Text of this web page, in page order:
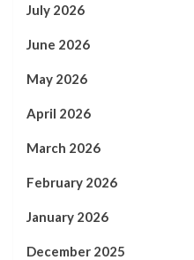
July 2026
June 2026
May 2026
April 2026
March 2026
February 2026
January 2026
December 2025